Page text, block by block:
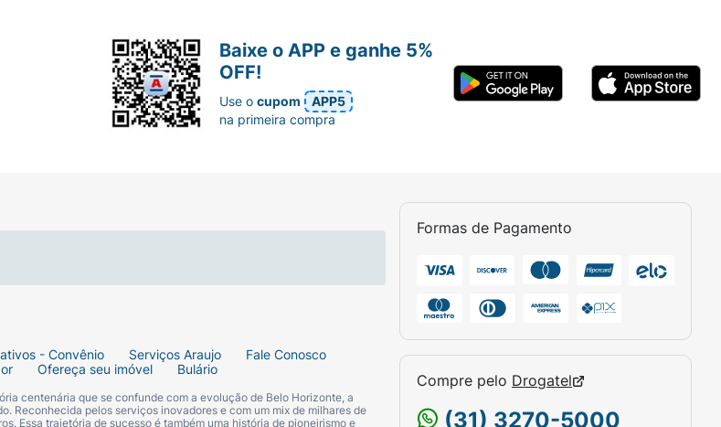
- Convênio Serviços Araujo
Fale Conosco
Ofereça seu imóvel Bulário
centenária que se confunde com a evolução de Belo Horizonte, a
Reconhecida pelos serviços inovadores e com um mix de milhares de
Essa trajetória de sucesso é também uma história de pioneirismo e
Formas de Pagamento
Compre pelo Drogatel
(31) 3270-5000
Baixe o APP e ganhe 5%
OFF!
Use ocupom
APP5
na primeira compra